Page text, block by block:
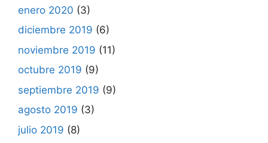
enero 2020 (3)
diciembre 2019 (6)
noviembre 2019 (11)
octubre 2019 (9)
septiembre 2019 (9)
agosto 2019 (3)
julio 2019 (8)